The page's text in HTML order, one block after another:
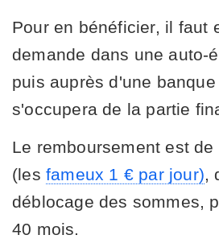
Pour en bénéficier, il faut
demande dans une auto-
puis auprès d'une
s'occupera de la partie
Le remboursement est de
(les fameux 1 € par jour)
déblocage des sommes,
40 mois.